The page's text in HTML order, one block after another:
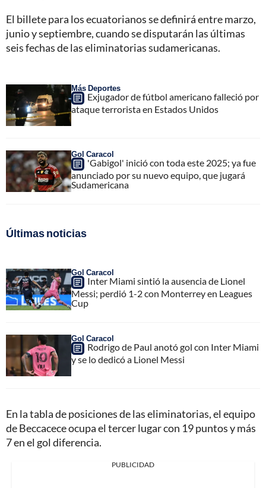
El billete para los ecuatorianos se definirá entre marzo,
junio y septiembre, cuando se disputarán las últimas
seis fechas de las eliminatorias sudamericanas.
Más Deportes
Exjugador de fútbol americano falleció por
ataque terrorista en Estados Unidos
Gol Caracol
'Gabigol' inició con toda este 2025; ya fue
anunciado por su nuevo equipo, que jugará
Sudamericana
Últimas noticias
Gol Caracol
Inter Miami sintió la ausencia de Lionel
Messi; perdió 1-2 con Monterrey en Leagues
Cup
Gol Caracol
Rodrigo de Paul anotó gol con Inter Miami
y se lo dedicó a Lionel Messi
En la tabla de posiciones de las eliminatorias, el equipo
de Beccacece ocupa el tercer lugar con 19 puntos y más
7 en el gol diferencia.
PUBLICIDAD